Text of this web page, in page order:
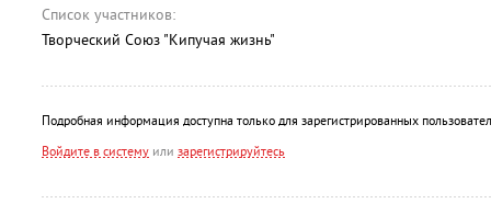
Список участников:
Творческий Союз "Кипучая жизнь"
Подробная информация доступна только для зарегистрированных
Войдите в систему или зарегистрируйтесь